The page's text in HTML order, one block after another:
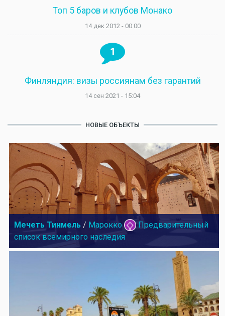
Топ 5 баров и клубов Монако
14 дек 2012 - 00:00
1
Финляндия: визы россиянам без гарантий
14 сен 2021 - 15:04
НОВЫЕ ОБЪЕКТЫ
Мечеть Тинмель / Марокко
Предварительный
список всемирного наследия